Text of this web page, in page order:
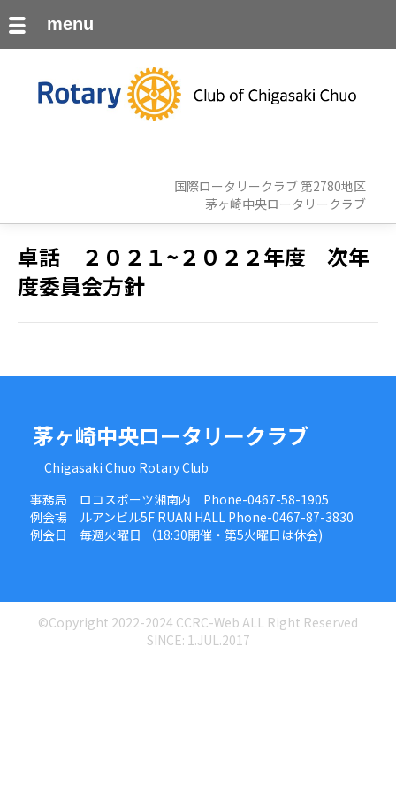
国際ロータリークラブ 第2780地区
茅ヶ崎中央ロータリークラブ
卓話 ２０２１~２０２２年度 次年
度委員会方針
茅ヶ崎中央ロータリークラブ
Chigasaki Chuo Rotary Club
事務局 ロコスポーツ湘南内 Phone-0467-58-1905
例会場 ルアンビル5F RUAN HALL Phone-0467-87-3830
例会日 毎週火曜日 （18:30開催・第5火曜日は休会)
©Copyright 2022-2024 CCRC-Web ALL Right Reserved
SINCE: 1.JUL.2017
menu